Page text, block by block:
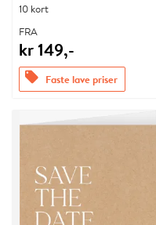
10 kort
FRA
kr 149,-
offers Faste lave priser